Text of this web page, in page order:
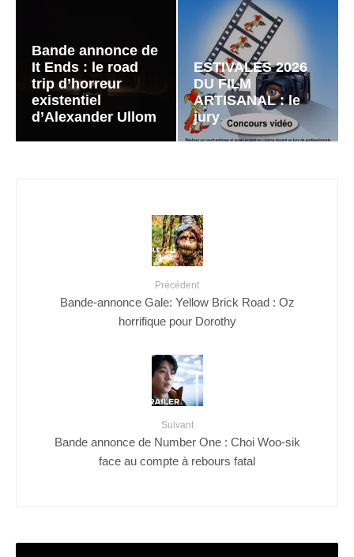
Bande annonce de
It Ends : le road
trip d’horreur
existentiel
d’Alexander Ullom
ESTIVALES 2026
DU FILM
ARTISANAL : le
jury
Précédent
Bande-annonce Gale: Yellow Brick Road : Oz
horrifique pour Dorothy
Suivant
Bande annonce de Number One : Choi Woo-sik
face au compte à rebours fatal